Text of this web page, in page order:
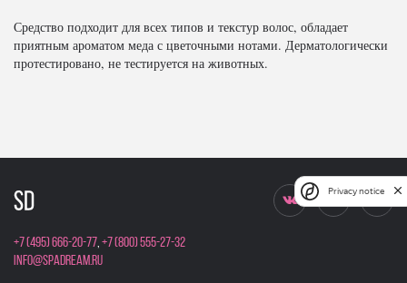
Средство подходит для всех типов и текстур волос, обладает
приятным ароматом меда с цветочными нотами. Дерматологически
протестировано, не тестируется на животных.
+7 (495) 666-20-77,+7 (800) 555-27-32
info@spadream.ru
Privacy notice